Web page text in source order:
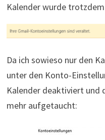
Kalender wurde
Da ich sowieso nur den
unter den Konto-
Kalender deaktiviert und
mehr aufgetaucht: